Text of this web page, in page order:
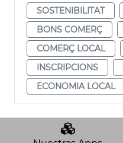
SOSTENIBILITAT
BONS COMERÇ
COMERÇ LOCAL
INSCRIPCIONS
ECONOMIA LOCAL